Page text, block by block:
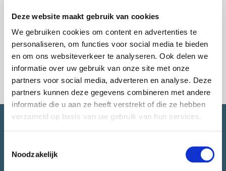
Deze website maakt gebruik van cookies
We gebruiken cookies om content en advertenties te
personaliseren, om functies voor social media te bieden
en om ons websiteverkeer te analyseren. Ook delen we
informatie over uw gebruik van onze site met onze
partners voor social media, adverteren en analyse. Deze
partners kunnen deze gegevens combineren met andere
informatie die u aan ze heeft verstrekt of die ze hebben
verzameld op basis van uw gebruik van hun services.
Noodzakelijk